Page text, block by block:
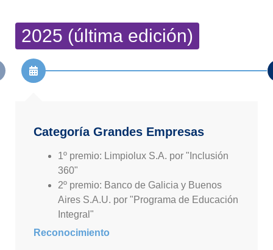
2025 (última edición)
Categoría Grandes Empresas
1º premio: Limpiolux S.A. por "Inclusión
360"
2º premio: Banco de Galicia y Buenos
Aires S.A.U. por "Programa de Educación
Integral"
Reconocimiento